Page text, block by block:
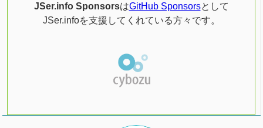
JSer.info SponsorsはGitHub Sponsorsとして
JSer.infoを支援してくれている方々です。